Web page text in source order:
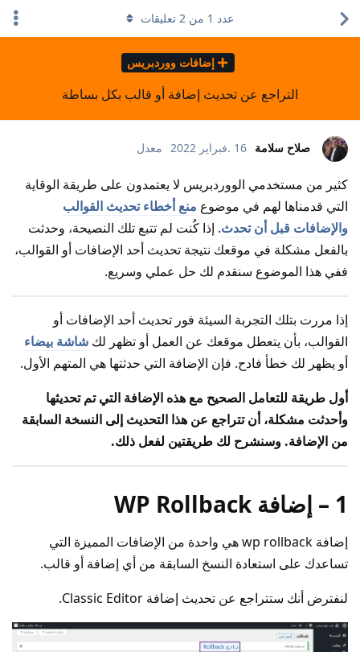
إضافات ووردبريس
التراجع عن تحديث إضافة أو قالب بكل بساطة
عدد 1 من 2 تعليقات
صلاح سلامة 16 .فبراير 2022 معدل
كثير من مستخدمي الووردبريس لا يعتمدون على طريقة الوقاية
التي قدمناها لهم في موضوع منع أخطاء تحديث القوالب
والإضافات قبل أن تحدث. إذا كُنت لم تتبع تلك النصيحة، وحدثت
بالفعل مشكلة في موقعك نتيجة تحديث أحد الإضافات أو القوالب،
ففي هذا الموضوع سنقدم لك حل عملي وسريع.
إذا مررت بتلك التجربة السيئة فور تحديث أحد الإضافات أو
القوالب، بأن يتعطل موقعك عن العمل أو تظهر لك شاشة بيضاء
أو يظهر لك خطأ فادح. فإن الإضافة التي حدثتها هي المتهم الأول.
أول طريقة للتعامل الصحيح مع هذه الإضافة التي تم تحديثها
وأحدثت مشكلة، أن تتراجع عن هذا التحديث إلى النسخة السابقة
من الإضافة. وسنشرح لك طريقتين لفعل ذلك.
1 – إضافة WP Rollback
إضافة wp rollback هي واحدة من الإضافات المميزة التي
تساعدك على استعادة النسخ السابقة من أي إضافة أو قالب.
لنفترض أنك ستتراجع عن تحديث إضافة Classic Editor.